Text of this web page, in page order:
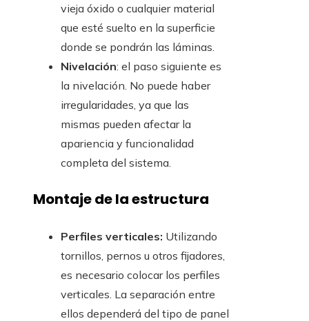
vieja óxido o cualquier material
que esté suelto en la superficie
donde se pondrán las láminas.
Nivelación: el paso siguiente es
la nivelación. No puede haber
irregularidades, ya que las
mismas pueden afectar la
apariencia y funcionalidad
completa del sistema.
Montaje de la estructura
Perfiles verticales: Utilizando
tornillos, pernos u otros fijadores,
es necesario colocar los perfiles
verticales. La separación entre
ellos dependerá del tipo de panel